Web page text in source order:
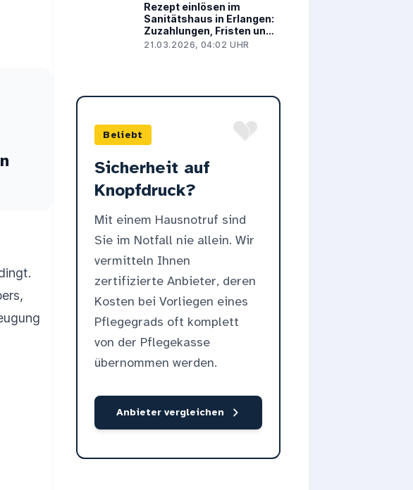
Rezept einlösen im
Sanitätshaus in Erlangen:
Zuzahlungen, Fristen und
Hausbesuche
21.03.2026, 04:02 UHR
Beliebt
Sicherheit auf
Knopfdruck?
Mit einem Hausnotruf sind
Sie im Notfall nie allein. Wir
vermitteln Ihnen
zertifizierte Anbieter, deren
Kosten bei Vorliegen eines
Pflegegrads oft komplett
von der Pflegekasse
übernommen werden.
Anbieter vergleichen